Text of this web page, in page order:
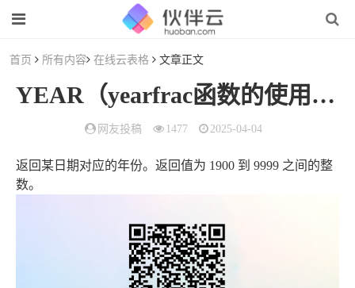
首页 所有内容 在线云表格 文章正文
YEAR（yearfrac函数的使用方法）
网友投稿 1477 2025-04-04
返回某日期对应的年份。返回值为 1900 到 9999 之间的整
数。